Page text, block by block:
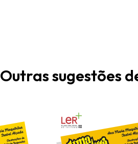
Outras sugestões